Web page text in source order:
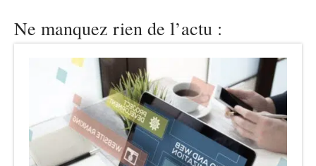
Ne manquez rien de l’actu :